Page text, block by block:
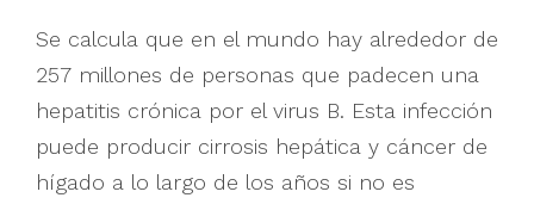
Se calcula que en el mundo hay alrededor de
257 millones de personas que padecen una
hepatitis crónica por el virus B. Esta infección
puede producir cirrosis hepática y cáncer de
hígado a lo largo de los años si no es